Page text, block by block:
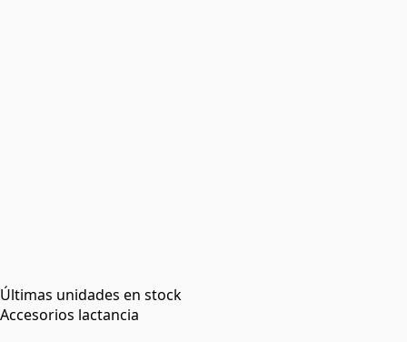
Últimas unidades en stock
Accesorios lactancia